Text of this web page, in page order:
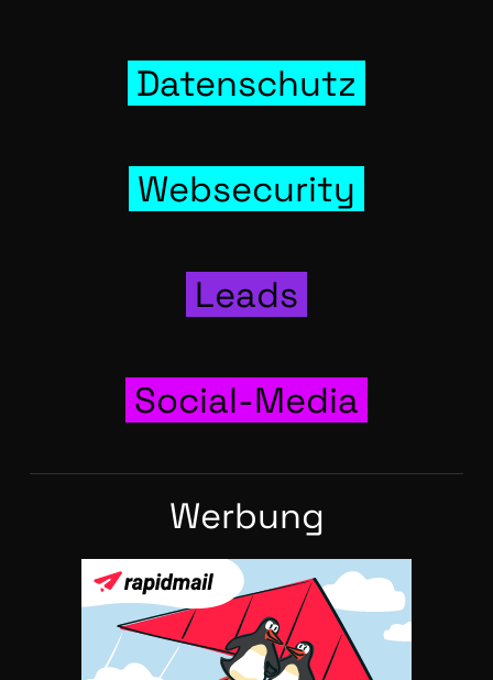
Daten­schutz
Web­se­cu­ri­ty
Leads
Social-Media
Wer­bung